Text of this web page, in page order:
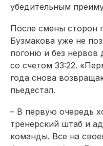
убедительным
После смены сторон
Бузмакова уже не
погоню и без нервов
со счетом 33:22.
года снова
пьедестал.
– В первую очередь
тренерский штаб и
команды. Все на